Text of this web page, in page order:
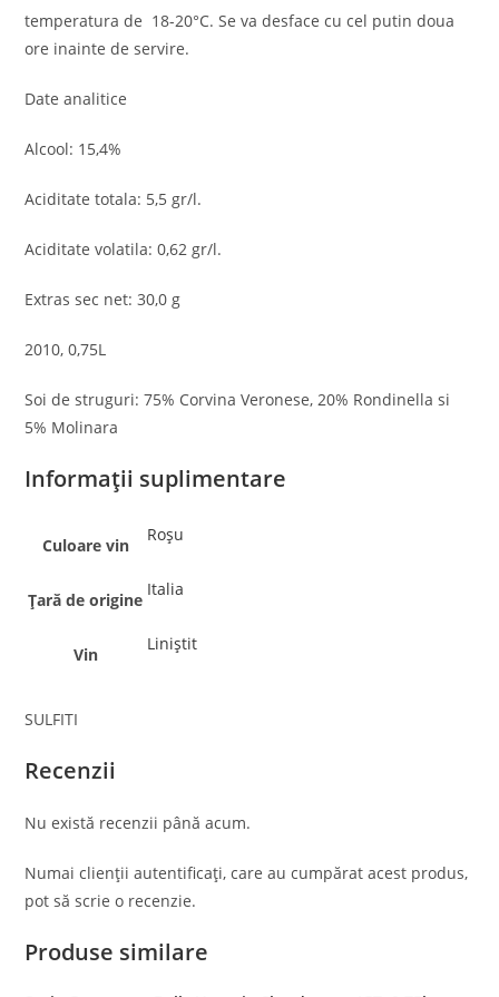
temperatura de 18-20°C. Se va desface cu cel putin doua
ore inainte de servire.
Date analitice
Alcool: 15,4%
Aciditate totala: 5,5 gr/l.
Aciditate volatila: 0,62 gr/l.
Extras sec net: 30,0 g
2010, 0,75L
Soi de struguri: 75% Corvina Veronese, 20% Rondinella si
5% Molinara
Informații suplimentare
Culoare vin
Roșu
Țară de origine
Italia
Vin
Liniștit
SULFITI
Recenzii
Nu există recenzii până acum.
Numai clienții autentificați, care au cumpărat acest produs,
pot să scrie o recenzie.
Produse similare